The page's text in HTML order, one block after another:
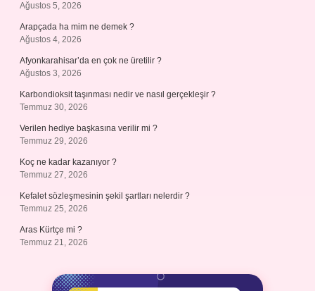
Ağustos 5, 2026
Arapçada ha mim ne demek ?
Ağustos 4, 2026
Afyonkarahisar’da en çok ne üretilir ?
Ağustos 3, 2026
Karbondioksit taşınması nedir ve nasıl gerçekleşir ?
Temmuz 30, 2026
Verilen hediye başkasına verilir mi ?
Temmuz 29, 2026
Koç ne kadar kazanıyor ?
Temmuz 27, 2026
Kefalet sözleşmesinin şekil şartları nelerdir ?
Temmuz 25, 2026
Aras Kürtçe mi ?
Temmuz 21, 2026